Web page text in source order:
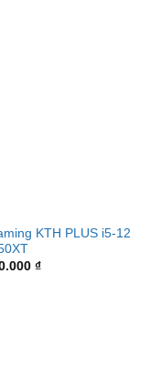
KTH PLUS i5-12
₫